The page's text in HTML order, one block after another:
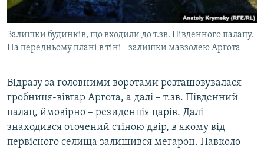
Залишки будинків, що входили до т.зв. Південного палацу.
На передньому плані в тіні - залишки мавзолею Аргота
Відразу за головними воротами розташовувалася
гробниця-вівтар Аргота, а далі – т.зв. Південний
палац, ймовірно – резиденція царів. Далі
знаходився оточений стіною двір, в якому від
первісного селища залишився мегарон. Навколо